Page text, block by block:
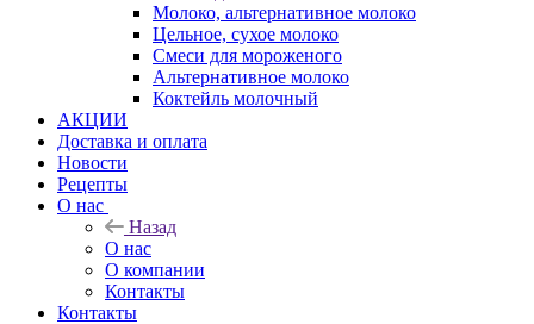
Молоко, альтернативное молоко
Цельное, сухое молоко
Смеси для мороженого
Альтернативное молоко
Коктейль молочный
АКЦИИ
Доставка и оплата
Новости
Рецепты
О нас
Назад
О нас
О компании
Контакты
Контакты